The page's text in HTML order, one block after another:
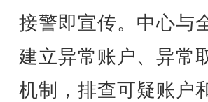
接警即宣传。中心与
建立异常账户、异常
机制，排查可疑账户